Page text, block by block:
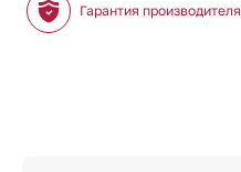
Гарантия производителя